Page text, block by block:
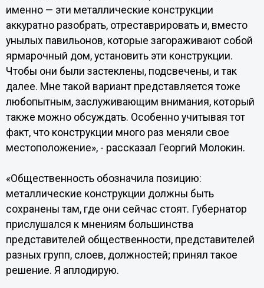
именно — эти металлические конструкции
аккуратно разобрать, отреставрировать и, вместо
унылых павильонов, которые загораживают собой
ярмарочный дом, установить эти конструкции.
Чтобы они были застеклены, подсвечены, и так
далее. Мне такой вариант представляется тоже
любопытным, заслуживающим внимания, который
также можно обсуждать. Особенно учитывая тот
факт, что конструкции много раз меняли свое
местоположение», - рассказал Георгий Молокин.
«Общественность обозначила позицию:
металлические конструкции должны быть
сохранены там, где они сейчас стоят. Губернатор
прислушался к мнениям большинства
представителей общественности, представителей
разных групп, слоев, должностей; принял такое
решение. Я аплодирую.